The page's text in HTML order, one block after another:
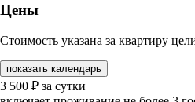
Цены
Стоимость указана за квартиру
показать календарь
3 500 ₽ за сутки